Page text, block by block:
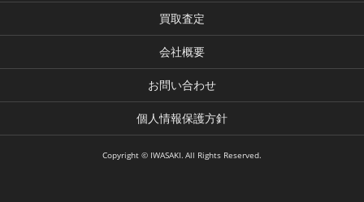
買取査定
会社概要
お問い合わせ
個人情報保護方針
Copyright © IWASAKI. All Rights Reserved.